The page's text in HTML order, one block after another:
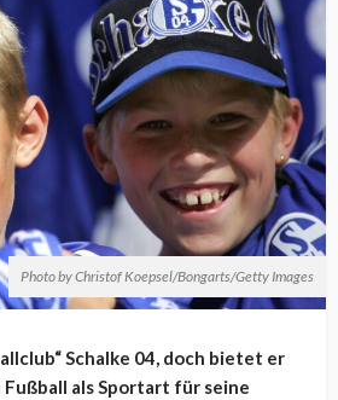
Photo by Christof Koepsel/Bongarts/Getty Images
Schalke 04, doch bietet er
als Sportart für seine